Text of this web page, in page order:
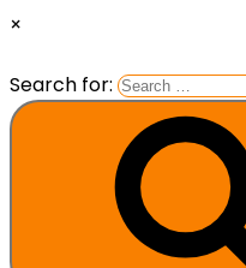
×
Search for: